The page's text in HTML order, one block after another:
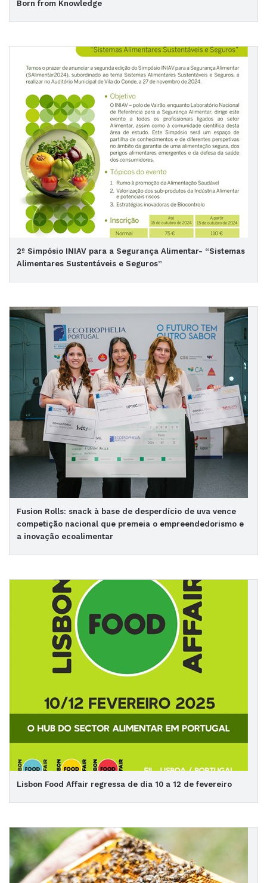
Born from Knowledge
2º Simpósio INIAV para a Segurança Alimentar- “Sistemas
Alimentares Sustentáveis e Seguros”
Fusion Rolls: snack à base de desperdício de uva vence
competição nacional que premeia o empreendedorismo e
a inovação ecoalimentar
Lisbon Food Affair regressa de dia 10 a 12 de fevereiro